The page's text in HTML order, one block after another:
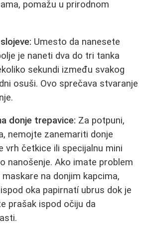
pomažu u prirodnom
Umesto da nanesete
je naneti dva do tri tanka
sekundi između svakog
osuši. Ovo sprečava stvaranje
donje trepavice: Za potpuni,
nemojte zanemariti donje
vrh četkice ili specijalnu mini
nanošenje. Ako imate problem
na donjim kapcima,
oka papirnatí ubrus dok je
prašak ispod očiju da